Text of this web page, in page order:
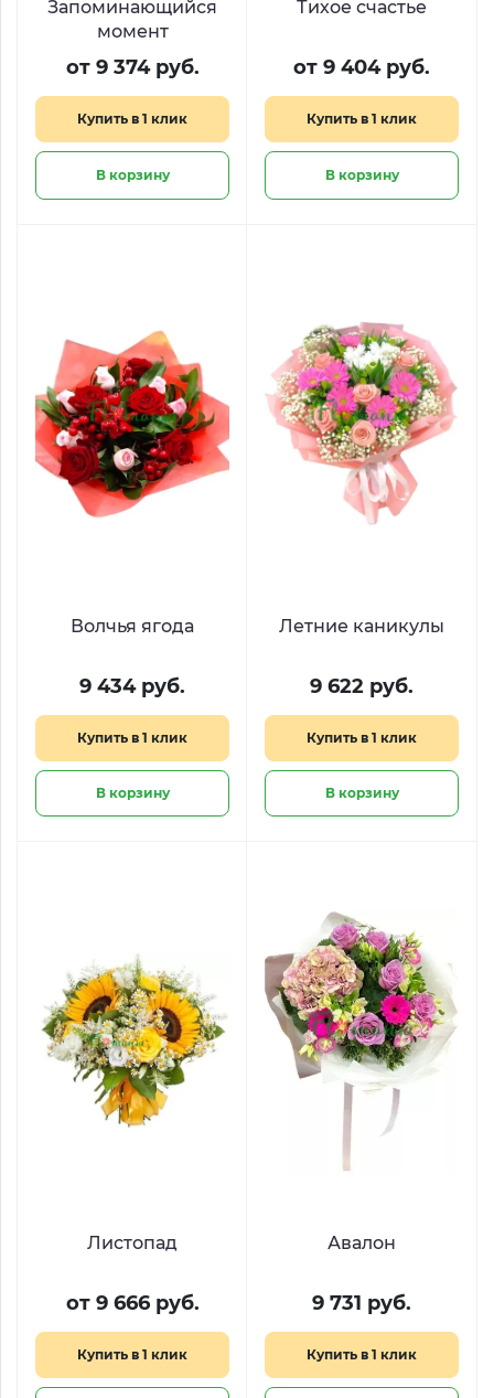
Запоминающийся
момент
от 9 374 руб.
Купить в 1 клик
В корзину
Тихое счастье
от 9 404 руб.
Купить в 1 клик
В корзину
Волчья ягода
9 434 руб.
Купить в 1 клик
В корзину
Летние каникулы
9 622 руб.
Купить в 1 клик
В корзину
Листопад
от 9 666 руб.
Купить в 1 клик
Авалон
9 731 руб.
Купить в 1 клик